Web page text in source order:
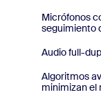
Micrófonos
seguimiento
Audio full-
Algoritmos
minimizan el